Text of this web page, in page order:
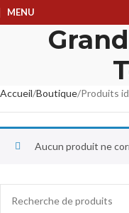
MENU
Accueil Boutique Produits
Aucun produit ne